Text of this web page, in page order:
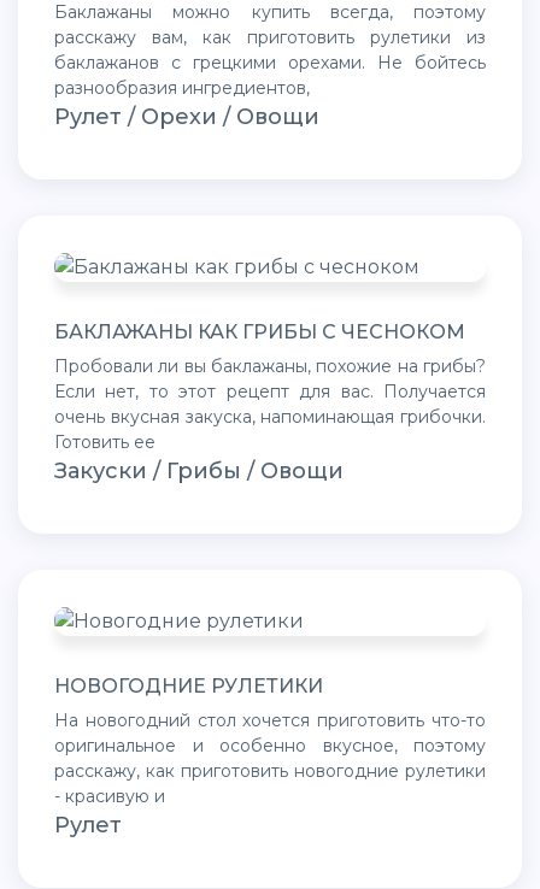
Баклажаны можно купить всегда, поэтому
расскажу вам, как приготовить рулетики из
баклажанов с грецкими орехами. Не бойтесь
разнообразия ингредиентов,
Рулет / Орехи / Овощи
БАКЛАЖАНЫ КАК ГРИБЫ С ЧЕСНОКОМ
Пробовали ли вы баклажаны, похожие на грибы?
Если нет, то этот рецепт для вас. Получается
очень вкусная закуска, напоминающая грибочки.
Готовить ее
Закуски / Грибы / Овощи
НОВОГОДНИЕ РУЛЕТИКИ
На новогодний стол хочется приготовить что-то
оригинальное и особенно вкусное, поэтому
расскажу, как приготовить новогодние рулетики
- красивую и
Рулет